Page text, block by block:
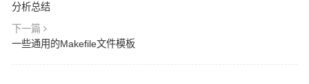
分析总结
下一篇
一些通用的Makefile文件模板